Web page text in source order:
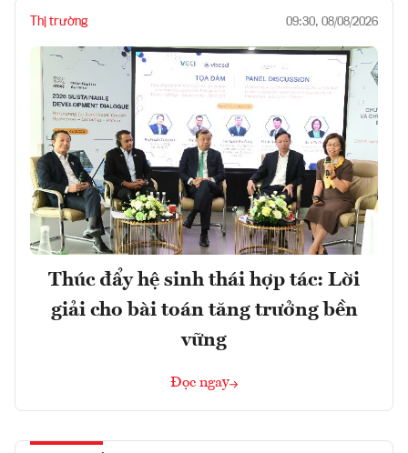
Thị trường 09:30, 08/08/2026
Thúc đẩy hệ sinh thái hợp tác: Lời
giải cho bài toán tăng trưởng bền
vững
Đọc ngay